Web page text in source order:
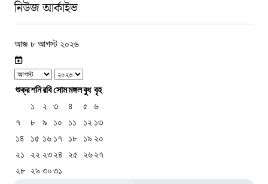
নিউজ আর্কাইভ
আজ ৮ আগস্ট ২০২৬
শুক্রশনিরবিসোমমঙ্গলবুধ বৃহ
১
২ ৩ ৪ ৫
৬
৭
৮ ৯ ১০ ১১ ১২ ১৩
১৪
১৫ ১৬ ১৭ ১৮ ১৯ ২০
২১
২২ ২৩২৪ ২৫ ২৬২৭
২৮ ২৯ ৩০৩১